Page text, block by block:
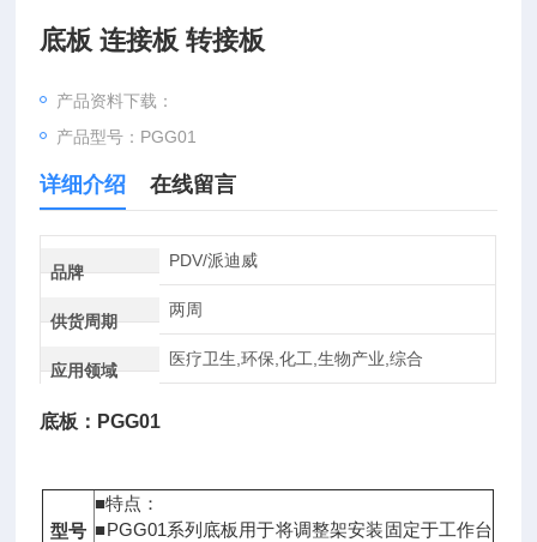
底板 连接板 转接板
产品资料下载：
产品型号：PGG01
详细介绍 在线留言
品牌
PDV/派迪威
供货周期
两周
应用领域
医疗卫生,环保,化工,生物产业,综合
底板：PGG01
型号
■特点：
■PGG01系列底板用于将调整架安装固定于工作台